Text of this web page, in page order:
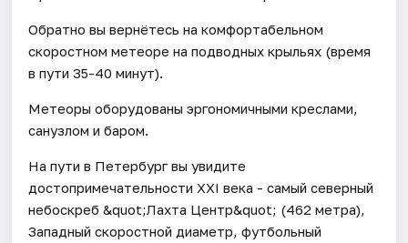
Обратно вы вернётесь на комфортабельном
скоростном метеоре на подводных крыльях (время
в пути 35-40 минут).
Метеоры оборудованы эргономичными креслами,
санузлом и баром.
На пути в Петербург вы увидите
достопримечательности XXI века - самый северный
небоскреб &quot;Лахта Центр&quot; (462 метра),
Западный скоростной диаметр, футбольный